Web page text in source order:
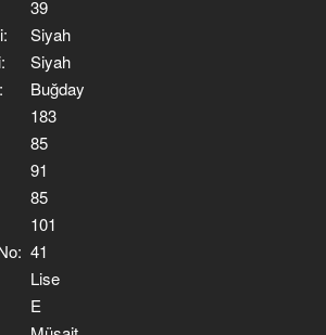
39
Siyah
Siyah
Buğday
183
85
91
85
101
41
Lise
E